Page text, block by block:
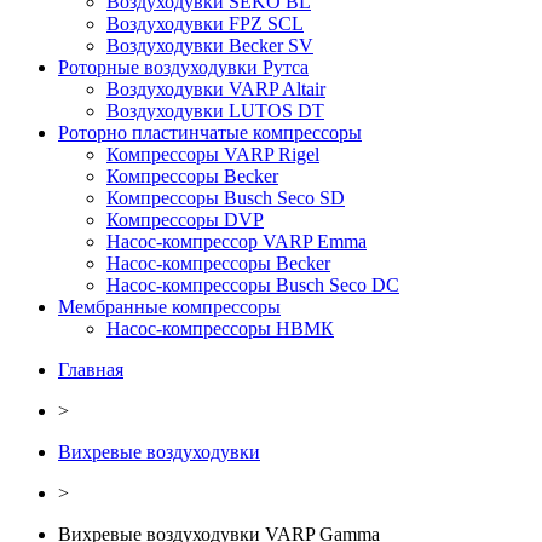
Воздуходувки FPZ SCL
Воздуходувки Becker SV
Роторные воздуходувки Рутса
Воздуходувки VARP Altair
Воздуходувки LUTOS DT
Роторно пластинчатые компрессоры
Компрессоры VARP Rigel
Компрессоры Becker
Компрессоры Busch Seco SD
Компрессоры DVP
Насос-компрессор VARP Emma
Насос-компрессоры Becker
Насос-компрессоры Busch Seco DC
Мембранные компрессоры
Насос-компрессоры НВМК
Главная
>
Вихревые воздуходувки
>
Вихревые воздуходувки VARP Gamma